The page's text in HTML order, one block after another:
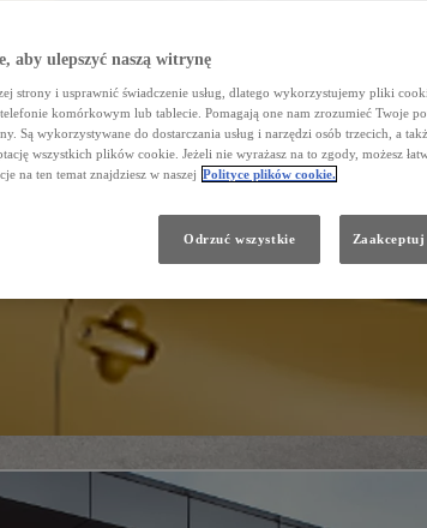
aby ulepszyć naszą witrynę
strony i usprawnić świadczenie usług, dlatego wykorzystujemy pliki
komórkowym lub tablecie. Pomagają one nam zrozumieć Twoje
Są wykorzystywane do dostarczania usług i narzędzi osób trzecich, a
wszystkich plików cookie. Jeżeli nie wyrażasz na to zgody, możesz
na ten temat znajdziesz w naszej Polityce plików cookie.
Odrzuć wszystkie Zaakceptuj